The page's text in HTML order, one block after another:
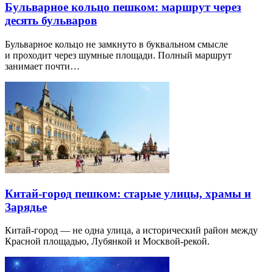
Бульварное кольцо пешком: маршрут через
десять бульваров
Бульварное кольцо не замкнуто в буквальном смысле
и проходит через шумные площади. Полный маршрут
занимает почти…
Китай-город пешком: старые улицы, храмы и
Зарядье
Китай-город — не одна улица, а исторический район между
Красной площадью, Лубянкой и Москвой-рекой.